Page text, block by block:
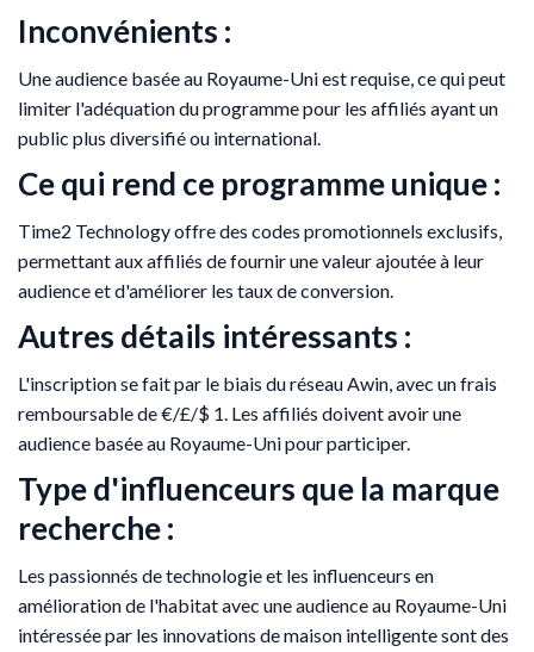
Inconvénients :
Une audience basée au Royaume-Uni est requise, ce qui peut
limiter l'adéquation du programme pour les affiliés ayant un
public plus diversifié ou international.
Ce qui rend ce programme unique :
Time2 Technology offre des codes promotionnels exclusifs,
permettant aux affiliés de fournir une valeur ajoutée à leur
audience et d'améliorer les taux de conversion.
Autres détails intéressants :
L'inscription se fait par le biais du réseau Awin, avec un frais
remboursable de €/£/$ 1. Les affiliés doivent avoir une
audience basée au Royaume-Uni pour participer.
Type d'influenceurs que la marque
recherche :
Les passionnés de technologie et les influenceurs en
amélioration de l'habitat avec une audience au Royaume-Uni
intéressée par les innovations de maison intelligente sont des